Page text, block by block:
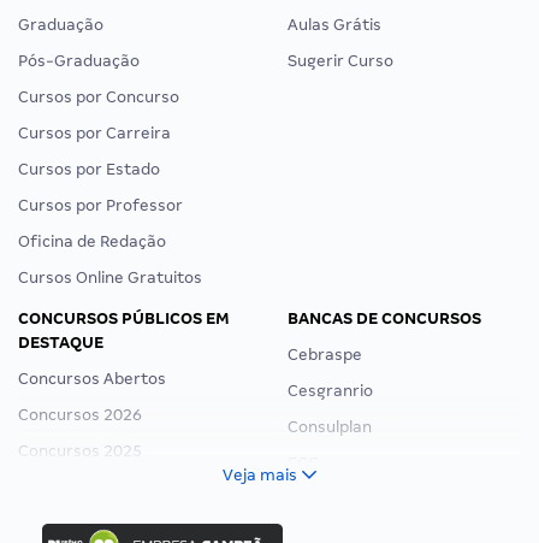
Graduação
Pós-Graduação
Cursos por Concurso
Cursos por Carreira
Cursos por Estado
Cursos por Professor
Oficina de Redação
Cursos Online Gratuitos
Aulas Grátis
Sugerir Curso
CONCURSOS PÚBLICOS EM
DESTAQUE
Concursos Abertos
Concursos 2026
Concursos 2025
Concurso Ibama
BANCAS DE CONCURSOS
Cebraspe
Cesgranrio
Consulplan
Veja mais